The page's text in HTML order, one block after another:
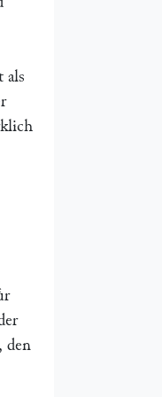
als
den